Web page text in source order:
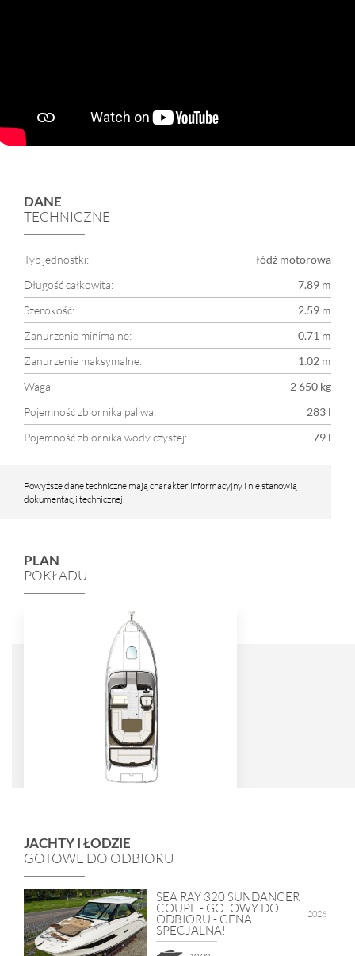
DANE
TECHNICZNE
Typ jednostki:
łódź motorowa
Długość całkowita:
7.89 m
Szerokość:
2.59 m
Zanurzenie minimalne:
0.71 m
Zanurzenie maksymalne:
1.02 m
Waga:
2 650 kg
Pojemność zbiornika paliwa:
283 l
Pojemność zbiornika wody czystej:
79 l
Powyższe dane techniczne mają charakter informacyjny i nie stanowią
dokumentacji technicznej
PLAN
POKŁADU
JACHTY I ŁODZIE
GOTOWE DO ODBIORU
SEA RAY 320 SUNDANCER
COUPE - GOTOWY DO
ODBIORU - CENA
SPECJALNA!
2026